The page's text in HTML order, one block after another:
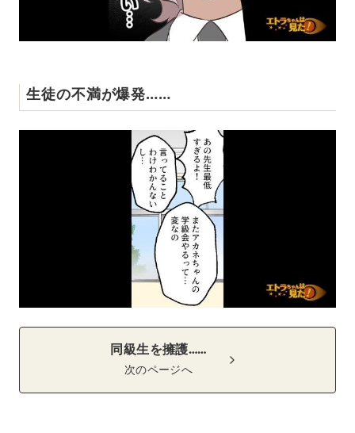
生徒の不満が爆発……
同級生を擁護……
次のページへ